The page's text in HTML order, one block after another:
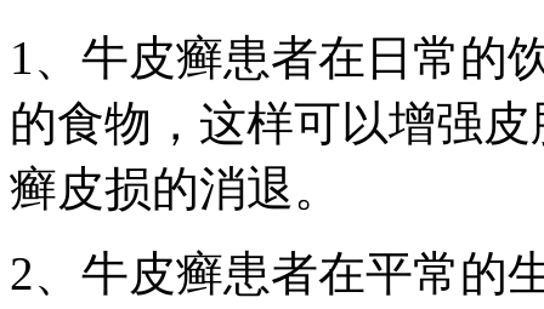
1、牛皮癣患者在日常的
的食物，这样可以增强
癣皮损的消退。
2、牛皮癣患者在平常的